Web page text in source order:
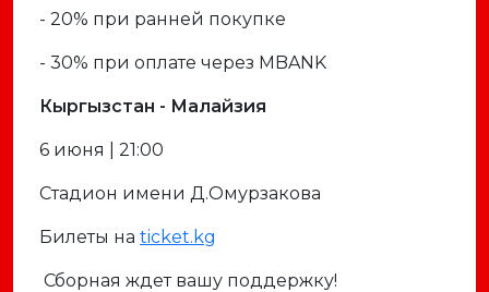
- 20% при ранней покупке
- 30% при оплате через MBANK
Кыргызстан - Малайзия
6 июня | 21:00
Стадион имени Д.Омурзакова
Билеты на ticket.kg
Сборная ждет вашу поддержку!